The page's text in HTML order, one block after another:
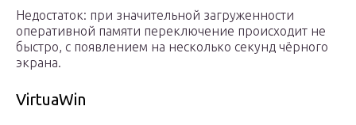
Недостаток: при значительной загруженности
оперативной памяти переключение происходит не
быстро, с появлением на несколько секунд чёрного
экрана.
VirtuaWin